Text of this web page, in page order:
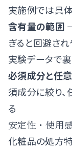
実施例では具
含有量の範囲
ぎると回避さ
実験データで
必須成分と任
須成分に絞り
る
安定性・使用
化粧品の処方